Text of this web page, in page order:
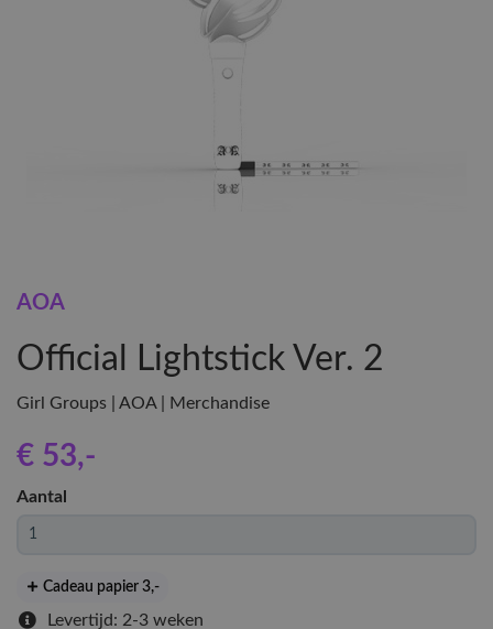
AOA
Official Lightstick Ver. 2
Girl Groups | AOA | Merchandise
€ 53,-
Aantal
Cadeau papier 3,-
Levertijd: 2-3 weken